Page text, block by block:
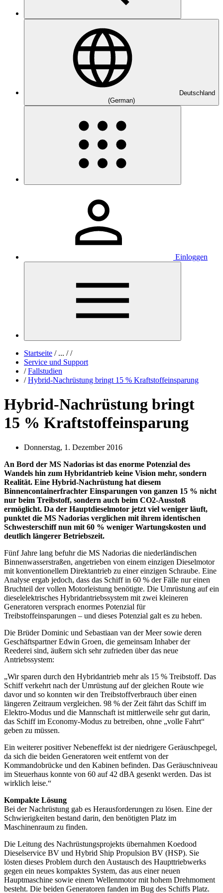
Deutschland
(German)
Einloggen
Startseite /... / /
Service und Support
/ Fallstudien
/ Hybrid-Nachrüstung bringt 15 % Kraftstoffeinsparung
Hybrid-Nachrüstung bringt
15 % Kraftstoffeinsparung
Donnerstag, 1. Dezember 2016
An Bord der MS Nadorias ist das enorme Potenzial des
Wandels hin zum Hybridantrieb keine Vision mehr, sondern
Realität. Eine Hybrid-Nachrüstung hat diesem
Binnencontainerfrachter Einsparungen von ganzen 15 % nicht
nur beim Treibstoff, sondern auch beim CO2-Ausstoß
ermöglicht. Da der Hauptdieselmotor jetzt viel weniger läuft,
punktet die MS Nadorias verglichen mit ihrem identischen
Schwesterschiff nun mit 60 % weniger Wartungskosten und
deutlich längerer Betriebszeit.
Fünf Jahre lang befuhr die MS Nadorias die niederländischen
Binnenwasserstraßen, angetrieben von einem einzigen Dieselmotor
mit konventionellem Direktantrieb zu einer einzigen Schraube. Eine
Analyse ergab jedoch, dass das Schiff in 60 % der Fälle nur einen
Bruchteil der vollen Motorleistung benötigte. Die Umrüstung auf ein
dieselelektrisches Hybridantriebssystem mit zwei kleineren
Generatoren versprach enormes Potenzial für
Treibstoffeinsparungen – und dieses Potenzial galt es zu heben.
Die Brüder Dominic und Sebastiaan van der Meer sowie deren
Geschäftspartner Edwin Groen, die gemeinsam Inhaber der
Reederei sind, äußern sich sehr zufrieden über das neue
Antriebssystem:
„Wir sparen durch den Hybridantrieb mehr als 15 % Treibstoff. Das
Schiff verkehrt nach der Umrüstung auf der gleichen Route wie
davor und so konnten wir den Treibstoffverbrauch über einen
längeren Zeitraum vergleichen. 98 % der Zeit fährt das Schiff im
Elektro-Modus und die Mannschaft ist mittlerweile sehr gut darin,
das Schiff im Economy-Modus zu betreiben, ohne „volle Fahrt“
geben zu müssen.
Ein weiterer positiver Nebeneffekt ist der niedrigere Geräuschpegel,
da sich die beiden Generatoren weit entfernt von der
Kommandobrücke und den Kabinen befinden. Das Geräuschniveau
im Steuerhaus konnte von 60 auf 42 dBA gesenkt werden. Das ist
wirklich leise.“
Kompakte Lösung
Bei der Nachrüstung gab es Herausforderungen zu lösen. Eine der
Schwierigkeiten bestand darin, den benötigten Platz im
Maschinenraum zu finden.
Die Leitung des Nachrüstungsprojekts übernahmen Koedood
Dieselservice BV und Hybrid Ship Propulsion BV (HSP). Sie
lösten dieses Problem durch den Austausch des Haupttriebwerks
gegen ein neues kompaktes System, das aus einer neuen
Hauptmaschine sowie einem Wellenmotor mit hohem Drehmoment
besteht. Die beiden Generatoren fanden im Bug des Schiffs Platz.